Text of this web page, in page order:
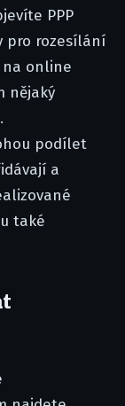
PPP
pro rozesílání
na online
nějaký
podílet
a
také